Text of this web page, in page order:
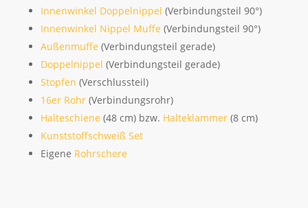
Innenwinkel Doppelnippel (Verbindungsteil 90°)
Innenwinkel Nippel Muffe (Verbindungsteil 90°)
Außenmuffe (Verbindungsteil gerade)
Doppelnippel (Verbindungsteil gerade)
Stopfen (Verschlussteil)
16er Rohr(Verbindungsrohr)
Halteschiene (48 cm) bzw. Halteklammer(8 cm)
Kunststoffschweiß Set
Eigene Rohrschere